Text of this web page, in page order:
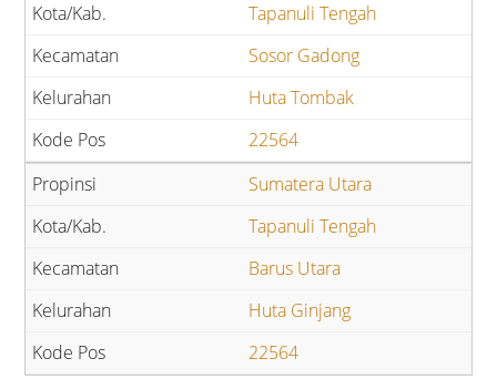
Tapanuli Tengah
Sosor Gadong
Huta Tombak
22564
Sumatera Utara
Tapanuli Tengah
Barus Utara
Huta Ginjang
22564